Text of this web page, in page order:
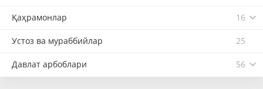
Қаҳрамонлар 16
Устоз ва мураббийлар 25
Давлат арбоблари 56